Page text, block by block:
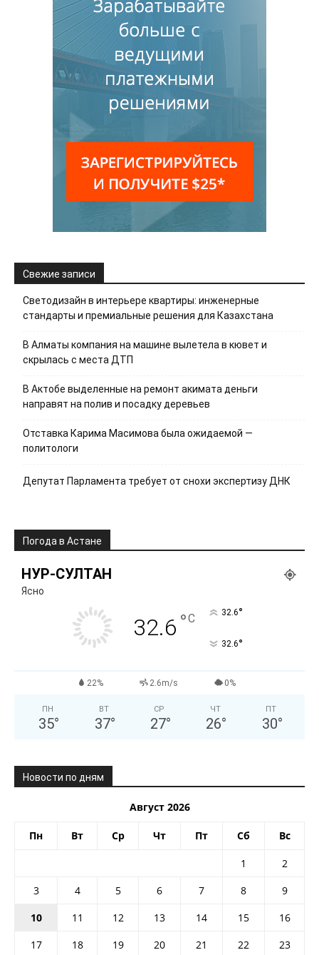
Свежие записи
Светодизайн в интерьере квартиры: инженерные
стандарты и премиальные решения для Казахстана
В Алматы компания на машине вылетела в кювет и
скрылась с места ДТП
В Актобе выделенные на ремонт акимата деньги
направят на полив и посадку деревьев
Отставка Карима Масимова была ожидаемой —
политологи
Депутат Парламента требует от снохи экспертизу ДНК
Погода в Астане
НУР-СУЛТАН
Ясно
32.6 °C 32.6°
32.6°
22% 2.6m/s 0%
ПН
35°
ВТ
37°
СР
27°
ЧТ
26°
ПТ
30°
Новости по дням
Август 2026
Пн Вт Ср Чт Пт Сб Вс
1
2
3
4 5 6 7 8
9
10
11 12 13 14 15
16
17
18 19 20 21 22
23